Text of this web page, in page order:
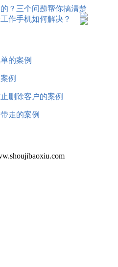
？三个问题帮你搞清楚
作手机如何解决？